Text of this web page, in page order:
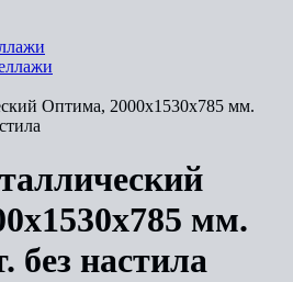
Оптима, 2000x1530x785 мм.
мм.
настила